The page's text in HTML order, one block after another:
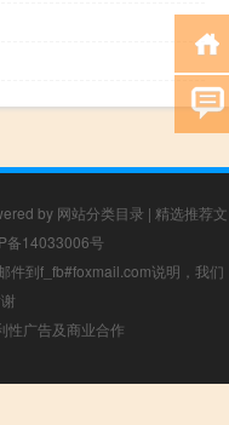
by 网站分类目录 | 精选推荐文
备14033006号
件到f_fb#foxmail.com说明，我们
性广告及商业合作